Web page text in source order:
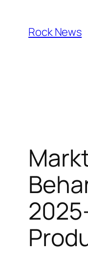
content
Rock News